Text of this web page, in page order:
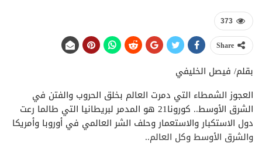
373
Share
بقلم/ فيصل الخليفي
العجوز الشمطاء التي دمرت العالم بخلق الحروب والفتن في
الشرق الأوسط.. كورونا21 هو المدمر لبريطانيا التي طالما رعت
دول الاستكبار والاستعمار وحلف الشر العالمي في أوروبا وأمريكا
والشرق الأوسط وكل العالم..